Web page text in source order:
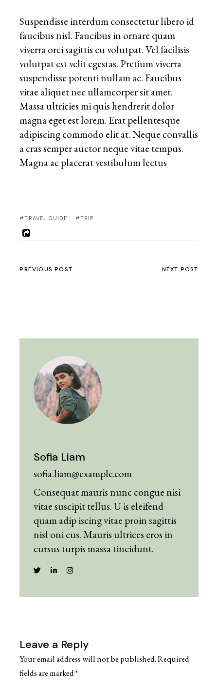
Suspendisse interdum consectetur libero id
faucibus nisl. Faucibus in ornare quam
viverra orci sagittis eu volutpat. Vel facilisis
volutpat est velit egestas. Pretium viverra
suspendisse potenti nullam ac. Faucibus
vitae aliquet nec ullamcorper sit amet.
Massa ultricies mi quis hendrerit dolor
magna eget est lorem. Erat pellentesque
adipiscing commodo elit at. Neque convallis
a cras semper auctor neque vitae tempus.
Magna ac placerat vestibulum lectus
#TRAVEL GUIDE #TRIP
PREVIOUS POST NEXT POST
Sofia Liam
sofia.liam@example.com
Consequat mauris nunc congue nisi
vitae suscipit tellus. U is eleifend
quam adip iscing vitae proin sagittis
nisl oni cus. Mauris ultrices eros in
cursus turpis massa tincidunt.
Leave a Reply
Your email address will not be published.Required
fields are marked*